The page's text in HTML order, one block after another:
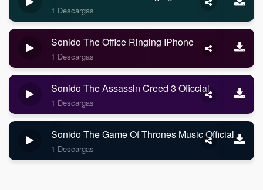
1 Descargas
Sonido The Office Ringing IPhone
1 Descargas
Sonido The Assassin Creed 3 Oficcial
1 Descargas
Sonido The Game Of Thrones Music Official
1 Descargas